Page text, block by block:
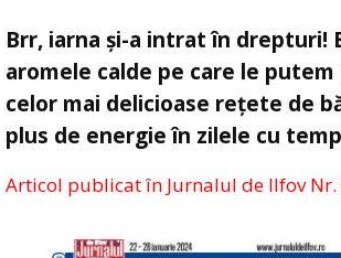
Brr, iarna și-a intrat în drepturi!
aromele calde pe care le
celor mai delicioase rețete de
plus de energie în zilele cu
Articol publicat în Jurnalul de Ilfov